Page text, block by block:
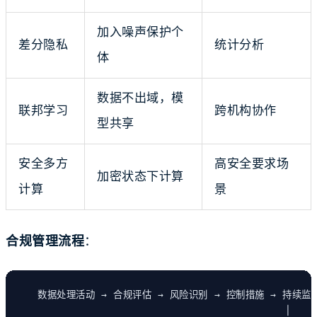
差分隐私
加入噪声保护个
体
统计分析
联邦学习
数据不出域，模
型共享
跨机构协作
安全多方
计算
加密状态下计算
高安全要求场
景
合规管理流程：
数据处理活动 → 合规评估 → 风险识别 → 控制措施 → 持续监